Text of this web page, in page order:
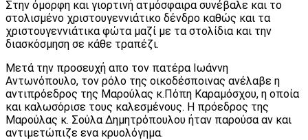
Στην όμορφη και γιορτινή ατμόσφαιρα συνέβαλε και το
στολισμένο χριστουγεννιάτικο δένδρο καθώς και τα
χριστουγεννιάτικα φώτα μαζί με τα στολίδια και την
διασκόσμηση σε κάθε τραπέζι.
Μετά την προσευχή απο τον πατέρα Ιωάννη
Αντωνόπουλο, τον ρόλο της οικοδέσποινας ανέλαβε η
αντιπρόεδρος της Μαρούλας κ.Πόπη Καραμόσχου, η οποία
και καλωσόρισε τους καλεσμένους. Η πρόεδρος της
Μαρούλας κ. Σούλα Δημητρόπουλου ήταν παρούσα αν και
αντιμετώπιζε ενα κρυολόγημα.